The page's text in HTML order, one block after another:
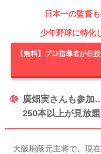
日本一の監督
少年野球に特化
【無料】プロ指導者が伝
廣畑実さんも参加
250本以上が見放題
大阪桐蔭元主将で、現